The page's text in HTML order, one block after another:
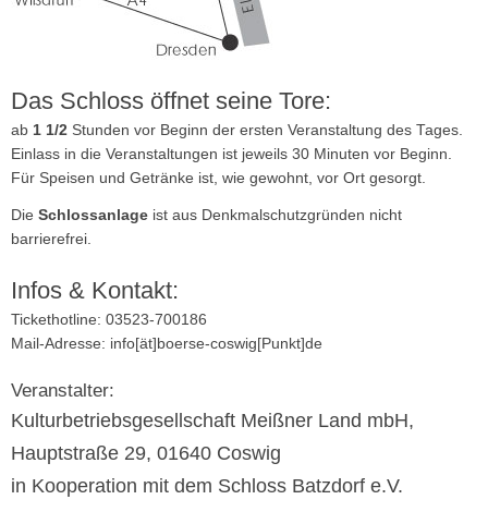
Das Schloss öffnet seine Tore:
ab 1 1/2 Stunden vor Beginn der ersten Veranstaltung des Tages.
Einlass in die Veranstaltungen ist jeweils 30 Minuten vor Beginn.
Für Speisen und Getränke ist, wie gewohnt, vor Ort gesorgt.
Die Schlossanlage ist aus Denkmalschutzgründen nicht
barrierefrei.
Infos & Kontakt:
Tickethotline: 03523-700186
Mail-Adresse: info[ät]boerse-coswig[Punkt]de
Veranstalter:
Kulturbetriebsgesellschaft Meißner Land mbH,
Hauptstraße 29, 01640 Coswig
in Kooperation mit dem Schloss Batzdorf e.V.